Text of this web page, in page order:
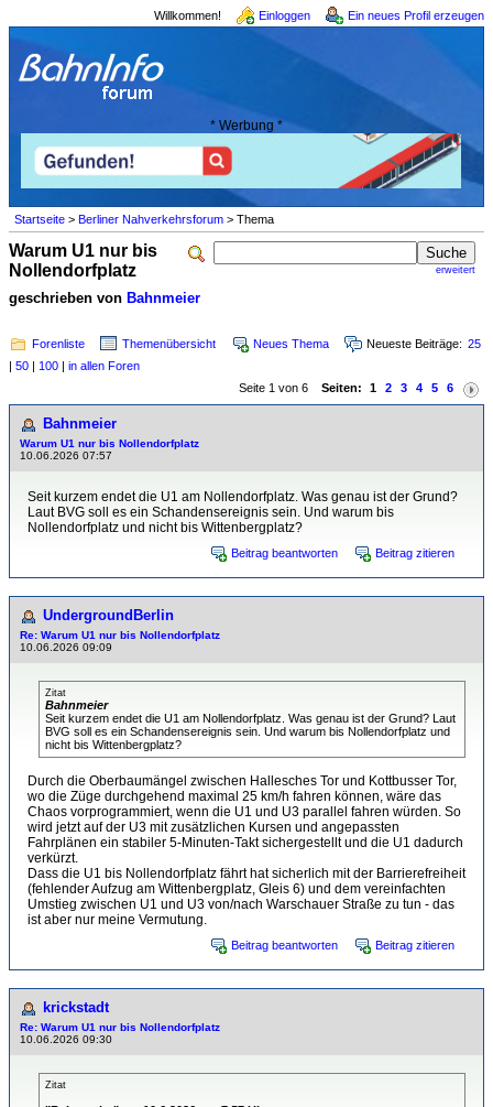
Willkommen! Einloggen Ein neues Profil erzeugen
* Werbung *
Startseite > Berliner Nahverkehrsforum > Thema
erweitert
Warum U1 nur bis
Nollendorfplatz
geschrieben von Bahnmeier
Forenliste Themenübersicht Neues Thema Neueste Beiträge: 25
| 50 | 100 | in allen Foren
Seite 1 von 6 Seiten: 1 2 3 4 5 6
Bahnmeier
Warum U1 nur bis Nollendorfplatz
10.06.2026 07:57
Seit kurzem endet die U1 am Nollendorfplatz. Was genau ist der Grund?
Laut BVG soll es ein Schandensereignis sein. Und warum bis
Nollendorfplatz und nicht bis Wittenbergplatz?
Beitrag beantworten Beitrag zitieren
UndergroundBerlin
Re: Warum U1 nur bis Nollendorfplatz
10.06.2026 09:09
Zitat
Bahnmeier
Seit kurzem endet die U1 am Nollendorfplatz. Was genau ist der Grund? Laut
BVG soll es ein Schandensereignis sein. Und warum bis Nollendorfplatz und
nicht bis Wittenbergplatz?
Durch die Oberbaumängel zwischen Hallesches Tor und Kottbusser Tor,
wo die Züge durchgehend maximal 25 km/h fahren können, wäre das
Chaos vorprogrammiert, wenn die U1 und U3 parallel fahren würden. So
wird jetzt auf der U3 mit zusätzlichen Kursen und angepassten
Fahrplänen ein stabiler 5-Minuten-Takt sichergestellt und die U1 dadurch
verkürzt.
Dass die U1 bis Nollendorfplatz fährt hat sicherlich mit der Barrierefreiheit
(fehlender Aufzug am Wittenbergplatz, Gleis 6) und dem vereinfachten
Umstieg zwischen U1 und U3 von/nach Warschauer Straße zu tun - das
ist aber nur meine Vermutung.
Beitrag beantworten Beitrag zitieren
krickstadt
Re: Warum U1 nur bis Nollendorfplatz
10.06.2026 09:30
Zitat